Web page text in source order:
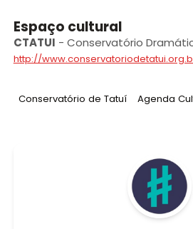
Espaço cultural
CTATUI - Conservatório
Carlos de Campos” de Tatuí
http://
Tag:
Conservatório de Tatuí Tag:
Agenda
+